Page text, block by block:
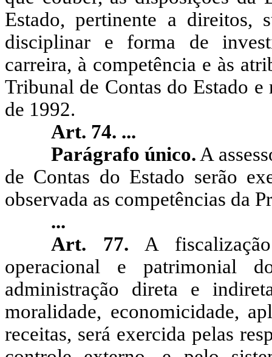
Estado, pertinente a direitos,
disciplinar e forma de
carreira, à competência e às
Tribunal de Contas do Estado
de 1992.
Art. 74. ...
Parágrafo único. A
de Contas do Estado serão
observada as competências da
...
Art. 77. A
operacional e patrimonial
administração direta e
moralidade, economicidade,
receitas, será exercida pelas